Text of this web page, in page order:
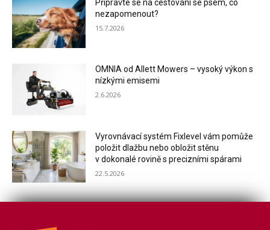
Připravte se na cestování se psem, co
nezapomenout?
15.7.2026
OMNIA od Allett Mowers – vysoký výkon s
nízkými emisemi
2.6.2026
Vyrovnávací systém Fixlevel vám pomůže
položit dlažbu nebo obložit stěnu
v dokonalé rovině s precizními spárami
22.5.2026